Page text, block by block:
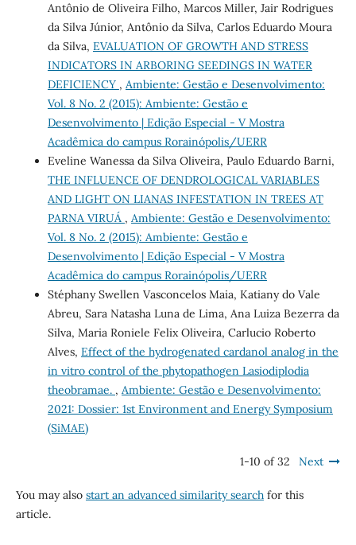
Antônio de Oliveira Filho, Marcos Miller, Jair Rodrigues
da Silva Júnior, Antônio da Silva, Carlos Eduardo Moura
da Silva, EVALUATION OF GROWTH AND STRESS
INDICATORS IN ARBORING SEEDINGS IN WATER
DEFICIENCY , Ambiente: Gestão e Desenvolvimento:
Vol. 8 No. 2 (2015): Ambiente: Gestão e
Desenvolvimento | Edição Especial - V Mostra
Acadêmica do campus Rorainópolis/UERR
Eveline Wanessa da Silva Oliveira, Paulo Eduardo Barni,
THE INFLUENCE OF DENDROLOGICAL VARIABLES
AND LIGHT ON LIANAS INFESTATION IN TREES AT
PARNA VIRUÁ , Ambiente: Gestão e Desenvolvimento:
Vol. 8 No. 2 (2015): Ambiente: Gestão e
Desenvolvimento | Edição Especial - V Mostra
Acadêmica do campus Rorainópolis/UERR
Stéphany Swellen Vasconcelos Maia, Katiany do Vale
Abreu, Sara Natasha Luna de Lima, Ana Luiza Bezerra da
Silva, Maria Roniele Felix Oliveira, Carlucio Roberto
Alves, Effect of the hydrogenated cardanol analog in the
in vitro control of the phytopathogen Lasiodiplodia
theobramae. , Ambiente: Gestão e Desenvolvimento:
2021: Dossier: 1st Environment and Energy Symposium
(SiMAE)
1-10 of 32 Next
You may also start an advanced similarity searchfor this
article.